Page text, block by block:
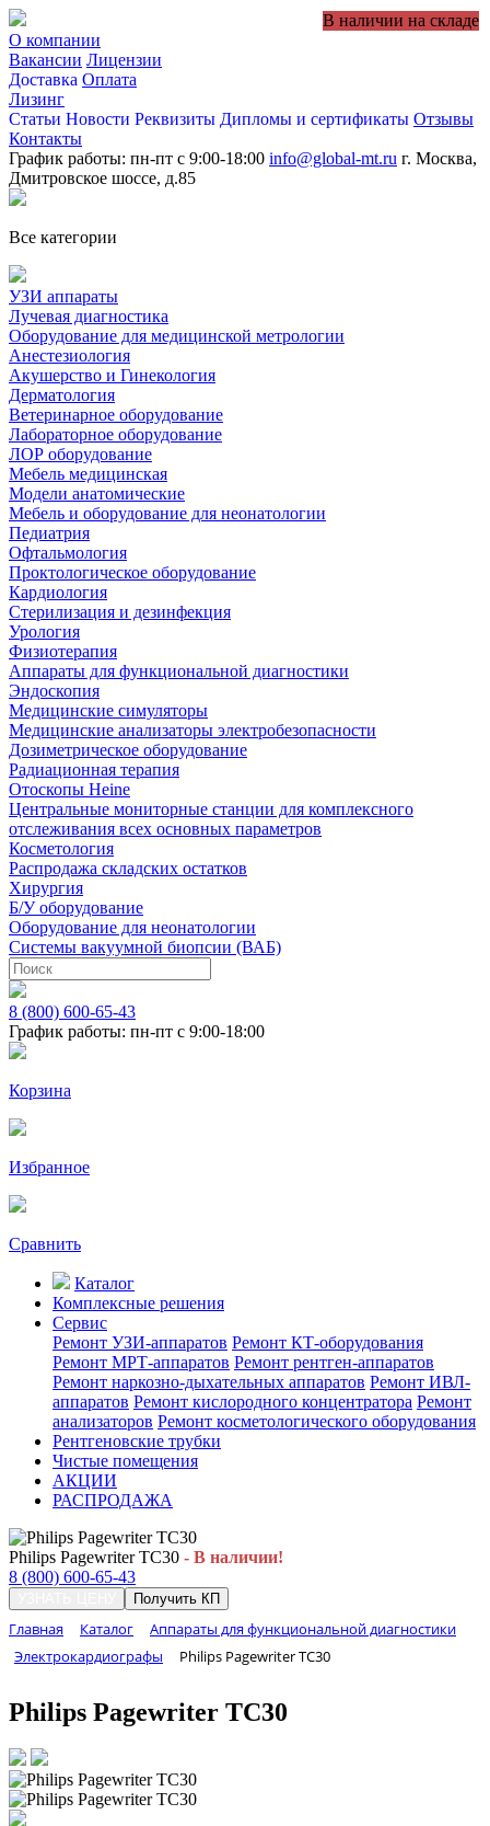
О компании
Вакансии Лицензии
Доставка Оплата
Лизинг
Статьи Новости Реквизиты Дипломы и сертификаты Отзывы
Контакты
График работы: пн-пт с 9:00-18:00 info@global-mt.ru г. Москва,
Дмитровское шоссе, д.85
Все категории
УЗИ аппараты
Лучевая диагностика
Оборудование для медицинской метрологии
Анестезиология
Акушерство и Гинекология
Дерматология
Ветеринарное оборудование
Лабораторное оборудование
ЛОР оборудование
Мебель медицинская
Модели анатомические
Мебель и оборудование для неонатологии
Педиатрия
Офтальмология
Проктологическое оборудование
Кардиология
Стерилизация и дезинфекция
Урология
Физиотерапия
Аппараты для функциональной диагностики
Эндоскопия
Медицинские симуляторы
Медицинские анализаторы электробезопасности
Дозиметрическое оборудование
Радиационная терапия
Отоскопы Heine
Центральные мониторные станции для комплексного
отслеживания всех основных параметров
Косметология
Распродажа складских остатков
Хирургия
Б/У оборудование
Оборудование для неонатологии
Системы вакуумной биопсии (ВАБ)
8 (800) 600-65-43
График работы: пн-пт с 9:00-18:00
Корзина
Избранное
Сравнить
Каталог
Комплексные решения
Сервис
Ремонт УЗИ-аппаратов Ремонт КТ-оборудования
Ремонт МРТ-аппаратов Ремонт рентген-аппаратов
Ремонт наркозно-дыхательных аппаратов Ремонт ИВЛ-
аппаратов Ремонт кислородного концентратора Ремонт
анализаторов Ремонт косметологического оборудования
Рентгеновские трубки
Чистые помещения
АКЦИИ
РАСПРОДАЖА
Philips Pagewriter TC30 - В наличии!
8 (800) 600-65-43
Получить КП
Главная Каталог
Аппараты для функциональной диагностики
Электрокардиографы
Philips Pagewriter TC30
Philips Pagewriter TC30
В наличии на складе